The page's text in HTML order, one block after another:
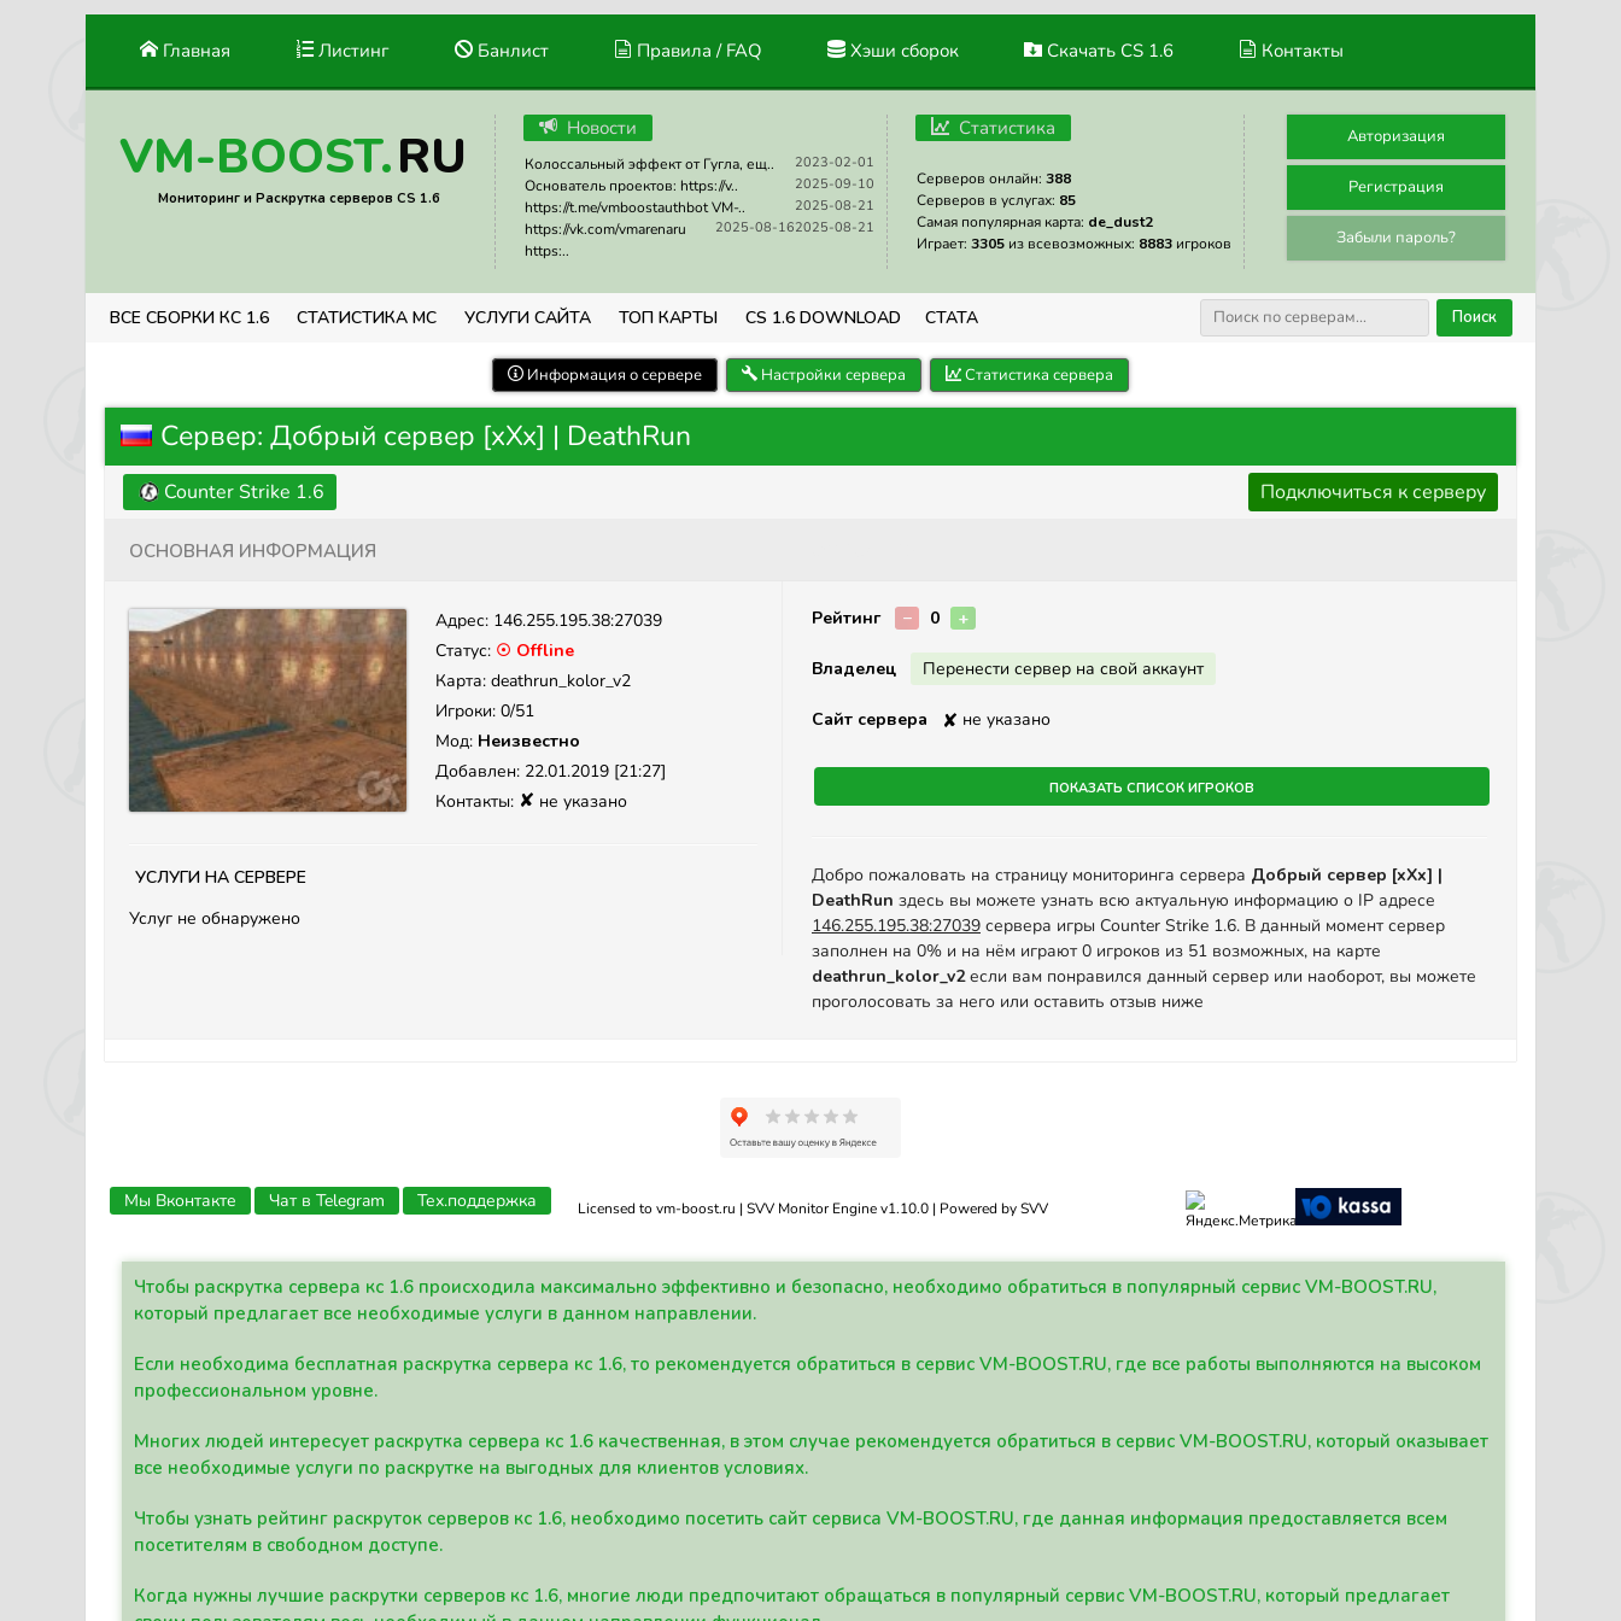
Главная Листинг Банлист Правила / FAQ Хэши сборок Скачать CS 1.6 Контакты
VM-BOOST.RU
Мониторинг и Раскрутка серверов CS 1.6
Новости
2023-02-01
Колоссальный эффект от Гугла, ещ..
2025-09-10
Основатель проектов: https://v..
2025-08-21
https://t.me/vmboostauthbot VM-..
2025-08-21
2025-08-16
https://vk.com/vmarenaru
https:..
Статистика
Серверов онлайн: 388
Серверов в услугах: 85
Самая популярная карта: de_dust2
Играет: 3305 из всевозможных: 8883 игроков
Авторизация
Регистрация
Забыли пароль?
ВСЕ СБОРКИ КС 1.6 СТАТИСТИКА МС УСЛУГИ САЙТА ТОП КАРТЫ CS 1.6 DOWNLOAD СТАТА Поиск
Информация о сервере Настройки сервера Статистика сервера
Сервер: Добрый сервер [xXx] | DeathRun
Counter Strike 1.6 Подключиться к серверу
Основная информация
Адрес: 146.255.195.38:27039
Статус: ☉ Offline
Карта: deathrun_kolor_v2
Игроки: 0/51
Мод: Неизвестно
Добавлен: 22.01.2019 [21:27]
Контакты: ✘ не указано
Услуги на сервере
Услуг не обнаружено
Рейтинг − 0 +
Владелец Перенести сервер на свой аккаунт
Сайт сервера ✘ не указано
Показать список игроков
Добро пожаловать на страницу мониторинга сервера Добрый сервер [xXx] |
DeathRun здесь вы можете узнать всю актуальную информацию о IP адресе
146.255.195.38:27039 сервера игры Counter Strike 1.6. В данный момент сервер
заполнен на 0% и на нём играют 0 игроков из 51 возможных, на карте
deathrun_kolor_v2если вам понравился данный сервер или наоборот, вы можете
проголосовать за него или оставить отзыв ниже
Licensed to vm-boost.ru | SVV Monitor Engine v1.10.0 | Powered by SVV
Мы Вконтакте Чат в Telegram Тех.поддержка
Чтобы раскрутка сервера кс 1.6 происходила максимально эффективно и безопасно, необходимо обратиться в популярный сервис VM-BOOST.RU,
который предлагает все необходимые услуги в данном направлении.
Если необходима бесплатная раскрутка сервера кс 1.6, то рекомендуется обратиться в сервис VM-BOOST.RU, где все работы выполняются на высоком
профессиональном уровне.
Многих людей интересует раскрутка сервера кс 1.6 качественная, в этом случае рекомендуется обратиться в сервис VM-BOOST.RU, который оказывает
все необходимые услуги по раскрутке на выгодных для клиентов условиях.
Чтобы узнать рейтинг раскруток серверов кс 1.6, необходимо посетить сайт сервиса VM-BOOST.RU, где данная информация предоставляется всем
посетителям в свободном доступе.
Когда нужны лучшие раскрутки серверов кс 1.6, многие люди предпочитают обращаться в популярный сервис VM-BOOST.RU, который предлагает